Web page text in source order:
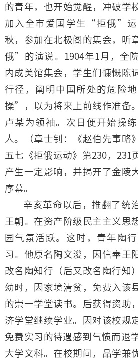
的青年，也开始觉醒，冲破学
加入全市爱国学生“拒俄”运
秋，参加在北极阁的集会，听
俄”的演说。1904年1月，全
内成美馆集会，学生们慷慨陈
行径，阐明中国所处的危险
操”，以为将来上前线作准备
卢某为领袖。次日便开始操
人。（章士钊：《赵伯先事略
五七《拒俄运动》第230，231
产生一定影响，并揭开了金陵
序幕。
辛亥革命以后，推翻了统
王朝。在资产阶级民主主义思
园气氛活跃。这时，青年陶
习。他原名陶文浚，因信奉王
改名陶知行（后又改名陶行知
幼时，因家境清贫，免费入该
的崇一学堂读书。后获得资助
济学堂继续学业。因对该校规
免费实习的待遇感到气愤而退
大学文科。在校期间，品学兼